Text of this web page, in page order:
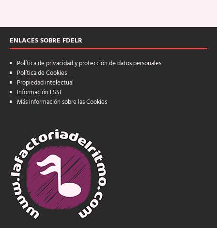
ENLACES SOBRE FDELR
Política de privacidad y protección de datos personales
Política de Cookies
Propiedad intelectual
Información LSSI
Más información sobre las Cookies